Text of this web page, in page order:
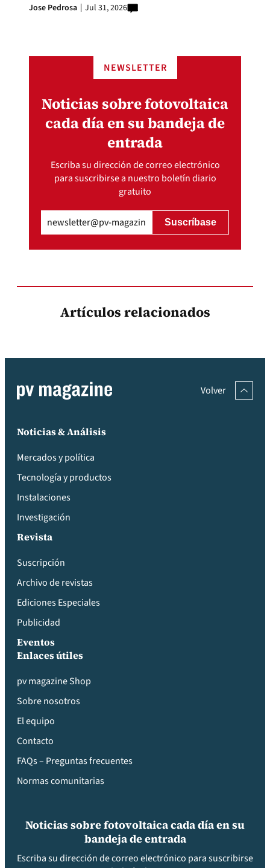
Jose Pedrosa Jul 31, 2026
NEWSLETTER
Noticias sobre fotovoltaica
cada día en su bandeja de
entrada
Escriba su dirección de correo electrónico
para suscribirse a nuestro boletín diario
gratuito
(Obligatorio)
Artículos relacionados
Volver
Noticias & Análisis
Mercados y política
Tecnología y productos
Instalaciones
Investigación
Revista
Suscripción
Archivo de revistas
Ediciones Especiales
Publicidad
Eventos
Enlaces útiles
pv magazine Shop
Sobre nosotros
El equipo
Contacto
FAQs – Preguntas frecuentes
Normas comunitarias
Noticias sobre fotovoltaica cada día en su
bandeja de entrada
Escriba su dirección de correo electrónico para suscribirse